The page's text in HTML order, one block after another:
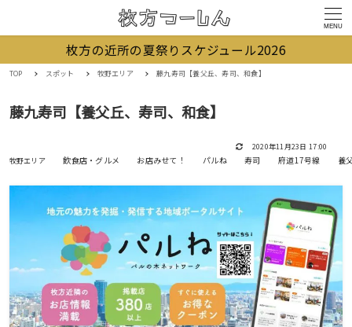
MENU
枚方の近所の夏祭りスケジュール2026
TOP スポット 牧野エリア 藤九寿司【養父丘、寿司、和食】
藤九寿司【養父丘、寿司、和食】
2020年11月23日 17:00
牧野エリア
飲食店・グルメ お店みせて！ パルね 寿司 府道17号線 養